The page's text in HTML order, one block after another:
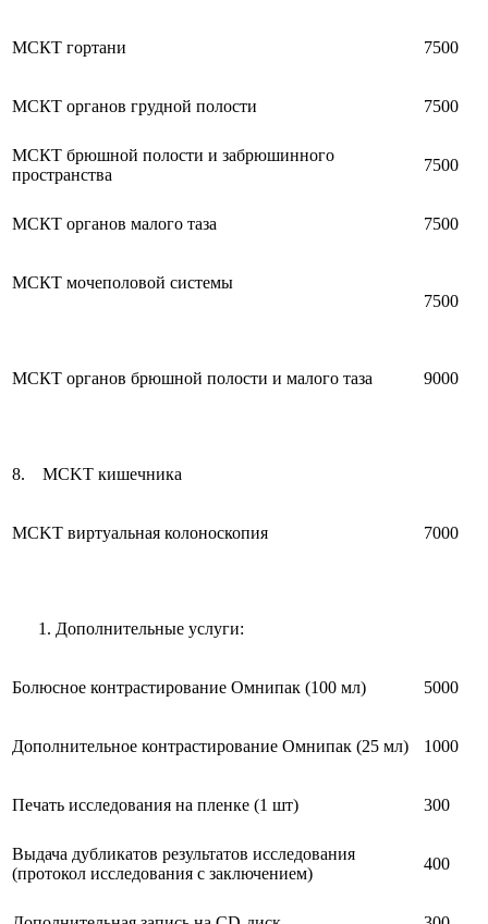
МСКТ гортани 7500
МСКТ органов грудной полости 7500
МСКТ брюшной полости и забрюшинного
пространства
7500
МСКТ органов малого таза 7500
МСКТ мочеполовой системы
7500
МСКТ органов брюшной полости и малого таза 9000
8. MCKT кишечника
MCKT виртуальная колоноскопия 7000
Дополнительные услуги:
Болюсное контрастирование Омнипак (100 мл) 5000
Дополнительное контрастирование Омнипак (25 мл) 1000
Печать исследования на пленке (1 шт) 300
Выдача дубликатов результатов исследования
(протокол исследования с заключением)
400